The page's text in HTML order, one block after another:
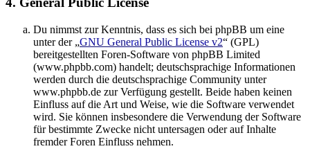
Du nimmst zur Kenntnis, dass es sich bei phpBB um eine
unter der „GNU General Public License v2“ (GPL)
bereitgestellten Foren-Software von phpBB Limited
(www.phpbb.com) handelt; deutschsprachige Informationen
werden durch die deutschsprachige Community unter
www.phpbb.de zur Verfügung gestellt. Beide haben keinen
Einfluss auf die Art und Weise, wie die Software verwendet
wird. Sie können insbesondere die Verwendung der Software
für bestimmte Zwecke nicht untersagen oder auf Inhalte
fremder Foren Einfluss nehmen.